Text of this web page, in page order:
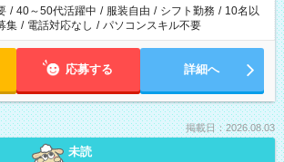
場合は応募できません
/ 40～50代活躍中 / 服装自由 / シフト勤務 / 10名以
集 / 電話対応なし / パソコンスキル不要
応募する 詳細へ
掲載日：2026.08.03
未読